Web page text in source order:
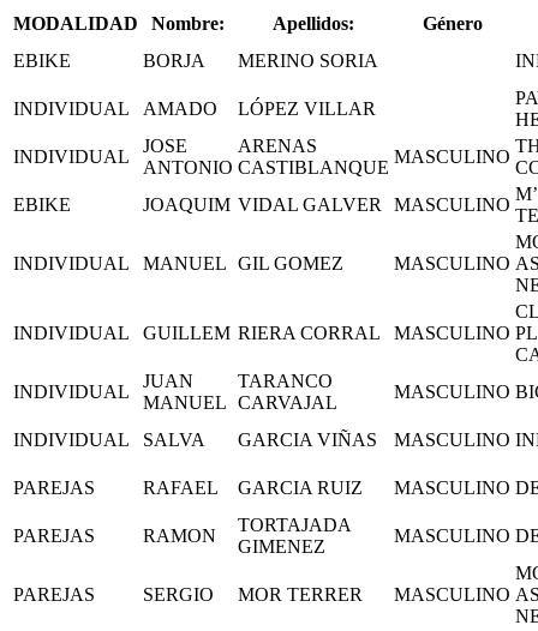
MODALIDAD Nombre: Apellidos:
Género
EBIKE
BORJA MERINO SORIA
INDIVIDUAL AMADO LÓPEZ VILLAR
INDIVIDUAL
JOSE
ANTONIO
ARENAS
CASTIBLANQUE
MASCULINO
EBIKE
JOAQUIM VIDAL GALVER MASCULINO
INDIVIDUAL MANUEL GIL GOMEZ MASCULINO
INDIVIDUAL GUILLEM RIERA CORRAL MASCULINO
INDIVIDUAL
JUAN
MANUEL
TARANCO
CARVAJAL
MASCULINO
INDIVIDUAL SALVA GARCIA VIÑAS MASCULINO
PAREJAS RAFAEL GARCIA RUIZ MASCULINO
PAREJAS RAMON
TORTAJADA
GIMENEZ
MASCULINO
PAREJAS SERGIO MOR TERRER MASCULINO